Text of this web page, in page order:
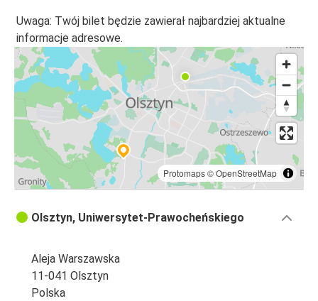
Uwaga: Twój bilet będzie zawierał najbardziej aktualne
informacje adresowe.
Protomaps©OpenStreetMap
Olsztyn, Uniwersytet-Prawocheńskiego
Aleja Warszawska
11-041 Olsztyn
Polska